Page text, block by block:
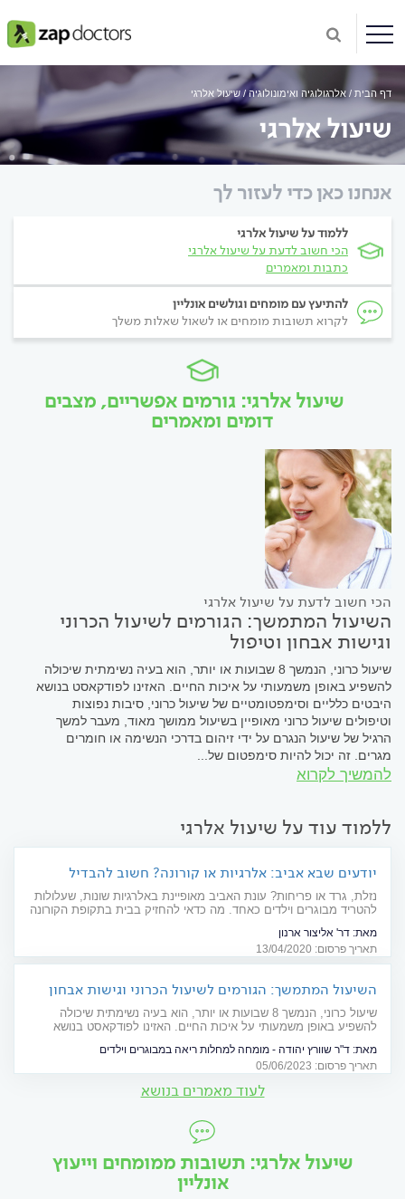
דף הבית אלרגולוגיה ואימונולוגיה שיעול אלרגי
שיעול אלרגי
אנחנו כאן כדי לעזור לך
ללמוד על שיעול אלרגי
הכי חשוב לדעת על שיעול אלרגי
כתבות ומאמרים
להתיעץ עם מומחים וגולשים אונליין
לקרוא תשובות מומחים או לשאול שאלות משלך
שיעול אלרגי: גורמים אפשריים, מצבים
דומים ומאמרים
הכי חשוב לדעת על שיעול אלרגי
השיעול המתמשך: הגורמים לשיעול הכרוני
וגישות אבחון וטיפול
שיעול כרוני, הנמשך 8 שבועות או יותר, הוא בעיה נשימתית שיכולה
להשפיע באופן משמעותי על איכות החיים. האזינו לפודקאסט בנושא
היבטים כלליים וסימפטומטיים של שיעול כרוני, סיבות נפוצות
וטיפולים שיעול כרוני מאופיין בשיעול ממושך מאוד, מעבר למשך
הרגיל של שיעול הנגרם על ידי זיהום בדרכי הנשימה או חומרים
מגרים. זה יכול להיות סימפטום של...
להמשיך לקרוא
ללמוד עוד על שיעול אלרגי
יודעים שבא אביב: אלרגיות או קורונה? חשוב להבדיל
נזלת, גרד או פריחות? עונת האביב מאופיינת באלרגיות שונות, שעלולות
להטריד מבוגרים וילדים כאחד. מה כדאי להחזיק בבית בתקופת הקורונה
מאת: דר' אליצור ארנון
תאריך פרסום: 13/04/2020
השיעול המתמשך: הגורמים לשיעול הכרוני וגישות אבחון
וטיפול
שיעול כרוני, הנמשך 8 שבועות או יותר, הוא בעיה נשימתית שיכולה
להשפיע באופן משמעותי על איכות החיים. האזינו לפודקאסט בנושא
מאת: ד"ר שוורץ יהודה - מומחה למחלות ריאה במבוגרים וילדים
תאריך פרסום: 05/06/2023
לעוד מאמרים בנושא
שיעול אלרגי: תשובות ממומחים וייעוץ
אונליין